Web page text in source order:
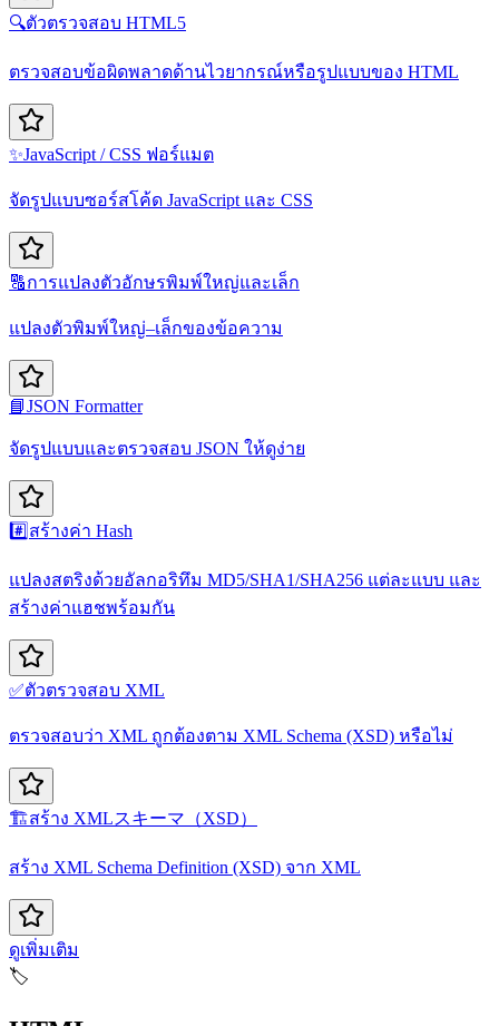
🔍ตัวตรวจสอบ HTML5
ตรวจสอบข้อผิดพลาดด้านไวยากรณ์หรือรูปแบบของ HTML
✨JavaScript / CSS ฟอร์แมต
จัดรูปแบบซอร์สโค้ด JavaScript และ CSS
🔠การแปลงตัวอักษรพิมพ์ใหญ่และเล็ก
แปลงตัวพิมพ์ใหญ่–เล็กของข้อความ
📘JSON Formatter
จัดรูปแบบและตรวจสอบ JSON ให้ดูง่าย
#️⃣ สร้างค่า Hash
แปลงสตริงด้วยอัลกอริทึม MD5/SHA1/SHA256 แต่ละแบบ และ
สร้างค่าแฮชพร้อมกัน
✅ตัวตรวจสอบ XML
ตรวจสอบว่า XML ถูกต้องตาม XML Schema (XSD) หรือไม่
🏗️สร้าง XMLスキーマ（XSD）
สร้าง XML Schema Definition (XSD) จาก XML
ดูเพิ่มเติม
🏷️